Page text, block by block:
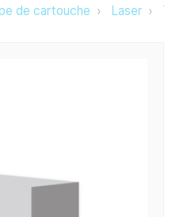
de cartouche Laser